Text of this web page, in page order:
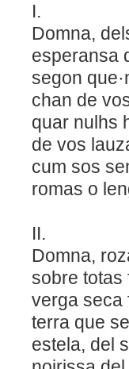
I.
Domna,
esperansa
segon
chan de
quar nulhs
de vos
cum sos
romas o
II.
Domna,
sobre totas
verga seca
terra que
estela, del